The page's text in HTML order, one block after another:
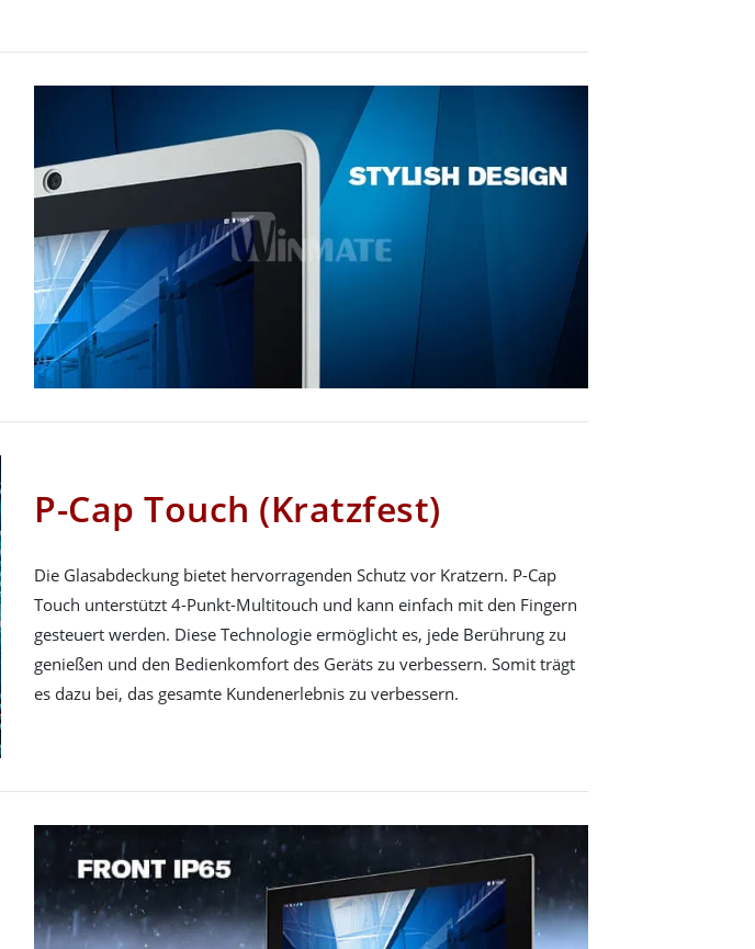
P-Cap Touch (Kratzfest)
Die Glasabdeckung bietet hervorragenden Schutz vor Kratzern. P-Cap
Touch unterstützt 4-Punkt-Multitouch und kann einfach mit den Fingern
gesteuert werden. Diese Technologie ermöglicht es, jede Berührung zu
genießen und den Bedienkomfort des Geräts zu verbessern. Somit trägt
es dazu bei, das gesamte Kundenerlebnis zu verbessern.